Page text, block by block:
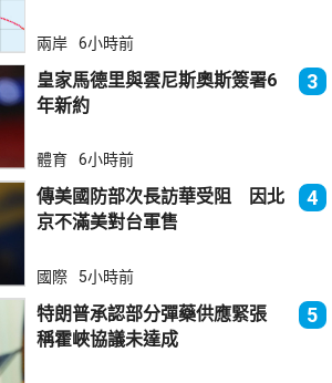
兩岸 6小時前
皇家馬德里與雲尼斯奧斯簽署6
年新約
3
體育 6小時前
傳美國防部次長訪華受阻 因北
京不滿美對台軍售
4
國際 5小時前
特朗普承認部分彈藥供應緊張
稱霍峽協議未達成
5